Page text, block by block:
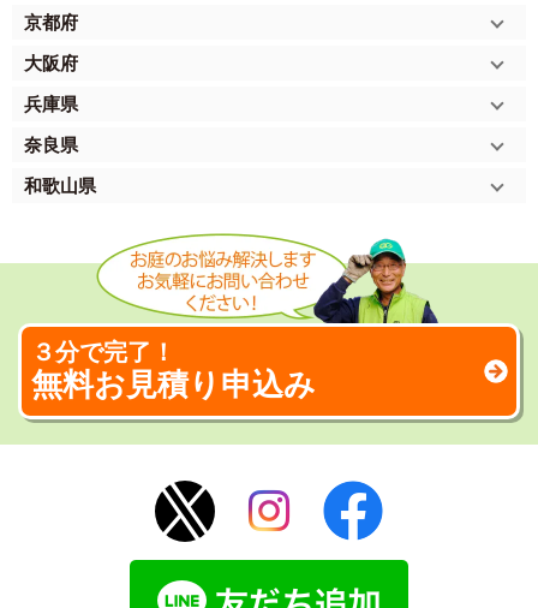
京都府
大阪府
兵庫県
奈良県
和歌山県
３分で完了！
無料お見積り申込み